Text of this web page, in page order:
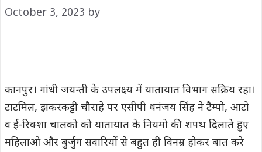
October 3, 2023 by
कानपुर। गांधी जयन्ती के उपलक्ष्य में यातायात विभाग सक्रिय रहा।
टाटमिल, झकरकट्टी चौराहे पर एसीपी धनंजय सिंह ने टैम्पो, आटो
व ई-रिक्शा चालको को यातायात के नियमो की शपथ दिलाते हुए
महिलाओ और बुर्जुग सवारियों से बहुत ही विनम्र होकर बात करे